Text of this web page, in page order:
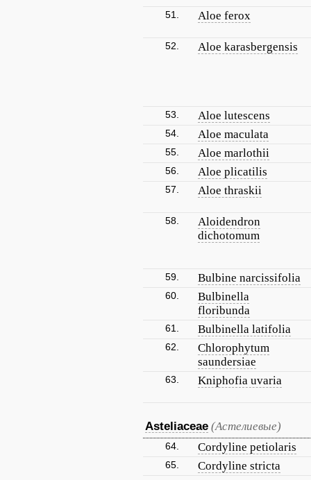
51. Aloe ferox
52. Aloe karasbergensis
53. Aloe lutescens
54. Aloe maculata
55. Aloe marlothii
56. Aloe plicatilis
57. Aloe thraskii
58.
Aloidendron
dichotomum
59. Bulbine narcissifolia
60.
Bulbinella
floribunda
61. Bulbinella latifolia
62.
Chlorophytum
saundersiae
63. Kniphofia uvaria
Asteliaceae (Астелиевые)
64. Cordyline petiolaris
65. Cordyline stricta